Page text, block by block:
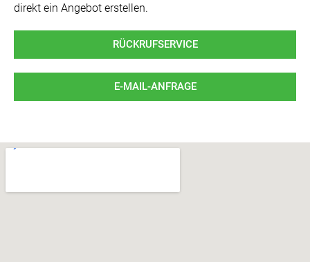
direkt ein Angebot erstellen.
RÜCKRUFSERVICE
E-MAIL-ANFRAGE